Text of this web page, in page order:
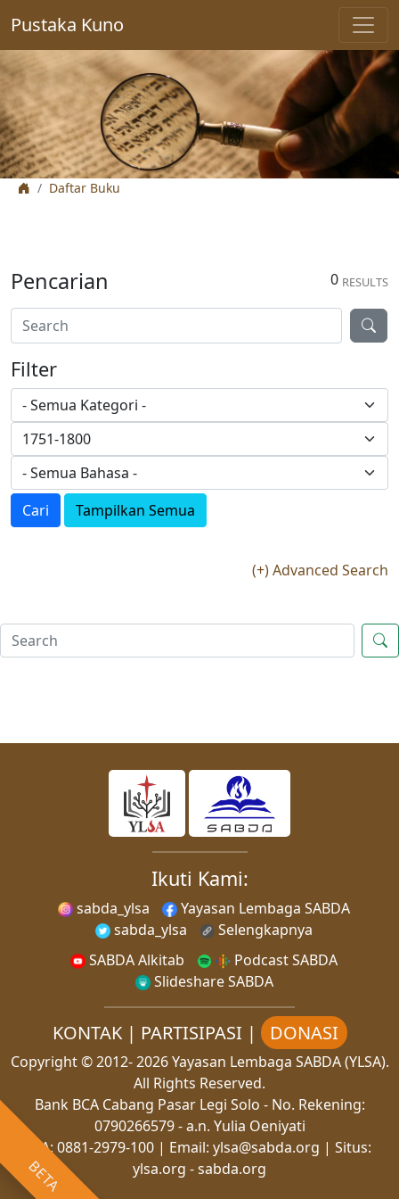
BETA
Pustaka Kuno
Daftar Buku
0 RESULTS
Pencarian
Filter
Cari Tampilkan Semua
(+) Advanced Search
Ikuti Kami:
sabda_ylsa
Yayasan Lembaga SABDA
sabda_ylsa
Selengkapnya
SABDA Alkitab
Podcast SABDA
Slideshare SABDA
KONTAK| PARTISIPASI | DONASI
Copyright© 2012-2026Yayasan Lembaga SABDA (YLSA).
All Rights Reserved.
Bank BCA Cabang Pasar Legi Solo - No. Rekening:
0790266579 - a.n. Yulia Oeniyati
WA: 0881-2979-100| Email: ylsa@sabda.org | Situs:
ylsa.org -sabda.org